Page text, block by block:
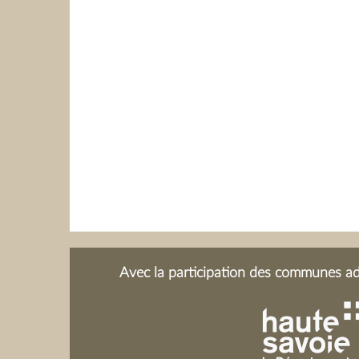
Avec la participation des communes